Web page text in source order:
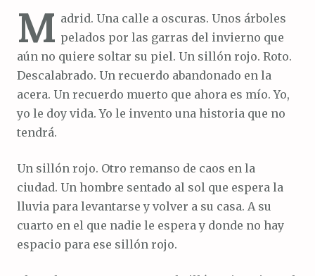
M adrid. Una calle a oscuras. Unos árboles
pelados por las garras del invierno que
aún no quiere soltar su piel. Un sillón rojo. Roto.
Descalabrado. Un recuerdo abandonado en la
acera. Un recuerdo muerto que ahora es mío. Yo,
yo le doy vida. Yo le invento una historia que no
tendrá.
Un sillón rojo. Otro remanso de caos en la
ciudad. Un hombre sentado al sol que espera la
lluvia para levantarse y volver a su casa. A su
cuarto en el que nadie le espera y donde no hay
espacio para ese sillón rojo.